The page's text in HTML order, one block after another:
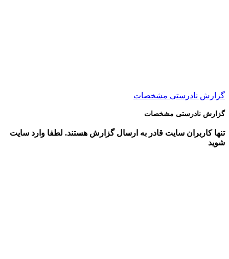
گزارش نادرستی مشخصات
گزارش نادرستی مشخصات
تنها کاربران سایت قادر به ارسال گزارش هستند. لطفا وارد سایت
شوید